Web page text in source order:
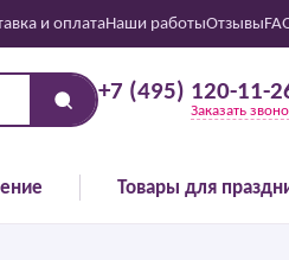
и оплатаНаши работыОтзывы
+7 (495) 120-11-
Заказать
Товары для